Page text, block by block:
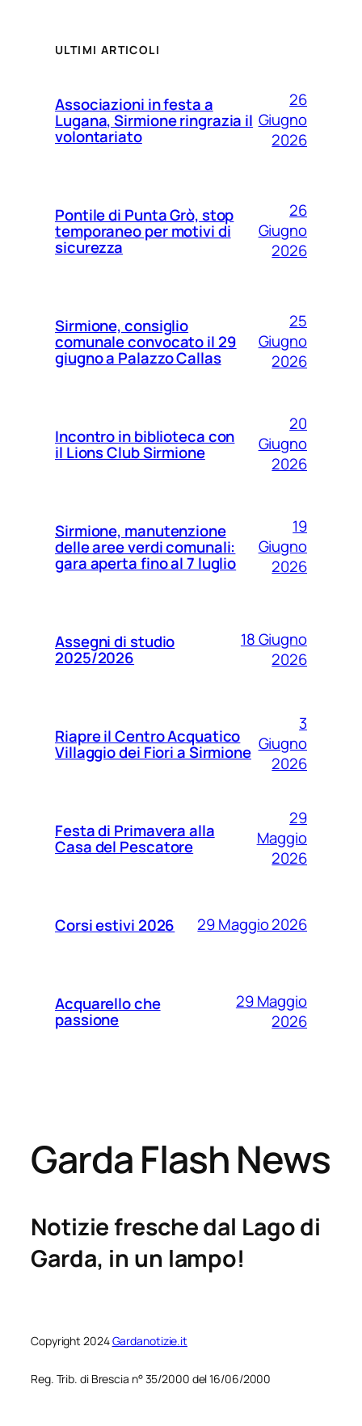
ULTIMI ARTICOLI
Associazioni in festa a
Lugana, Sirmione ringrazia il
volontariato
26
Giugno
2026
Pontile di Punta Grò, stop
temporaneo per motivi di
sicurezza
26
Giugno
2026
Sirmione, consiglio
comunale convocato il 29
giugno a Palazzo Callas
25
Giugno
2026
Incontro in biblioteca con
il Lions Club Sirmione
20
Giugno
2026
Sirmione, manutenzione
delle aree verdi comunali:
gara aperta fino al 7 luglio
19
Giugno
2026
Assegni di studio
2025/2026
18 Giugno
2026
Riapre il Centro Acquatico
Villaggio dei Fiori a Sirmione
3
Giugno
2026
Festa di Primavera alla
Casa del Pescatore
29
Maggio
2026
Corsi estivi 2026 29 Maggio 2026
Acquarello che
passione
29 Maggio
2026
Garda Flash News
Notizie fresche dal Lago di
Garda, in un lampo!
Copyright 2024Gardanotizie.it
Reg. Trib. di Brescia n° 35/2000 del 16/06/2000